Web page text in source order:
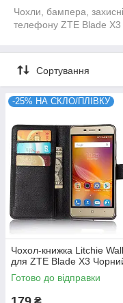
Чохли, бампера,
телефону ZTE Blade X3
Сортування
-25% НА СКЛО/ПЛІВКУ
Чохол-книжка Litchie
для ZTE Blade X3
Готово до відправки